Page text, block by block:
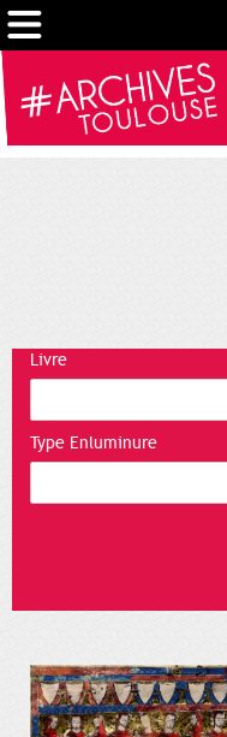
Livre
Type Enluminure
Cookies management panel